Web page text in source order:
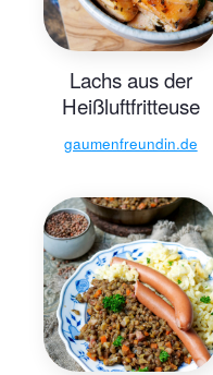
Lachs aus der
Heißluftfritteuse
gaumenfreundin.de